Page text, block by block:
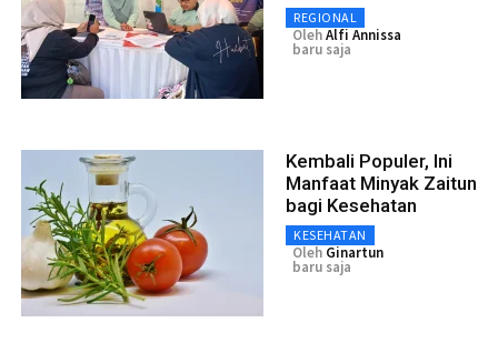
REGIONAL
OlehAlfi Annissa
baru saja
Kembali Populer, Ini
Manfaat Minyak Zaitun
bagi Kesehatan
KESEHATAN
Oleh Ginartun
baru saja